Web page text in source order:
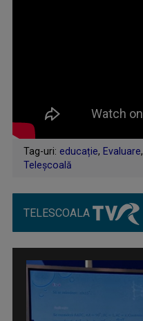
Tag-uri: educație, Evaluare,
Teleșcoală
TELESCOALA